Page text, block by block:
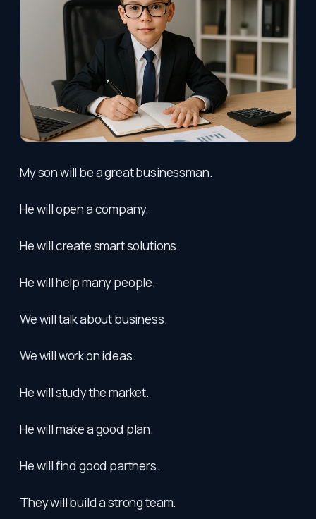
My son will be a great businessman.
He will open a company.
He will create smart solutions.
He will help many people.
We will talk about business.
We will work on ideas.
He will study the market.
He will make a good plan.
He will find good partners.
They will build a strong team.